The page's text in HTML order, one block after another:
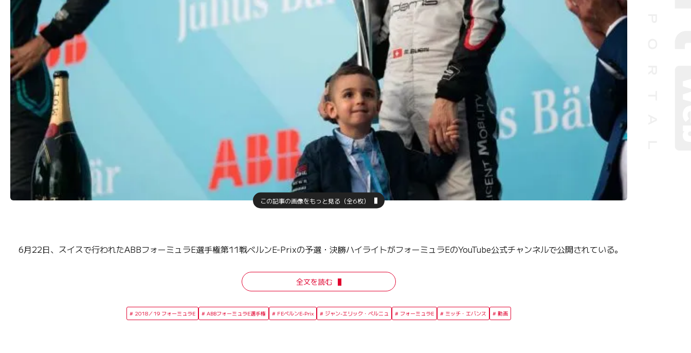
この記事の画像をもっと見る（全6枚）
6月22日、スイスで行われたABBフォーミュラE選手権第11戦ベルンE-Prixの予選・決勝ハイライトがフォーミュラEのYouTube公式チャンネルで公開されている。
全文を読む
2018／19 フォーミュラE ABBフォーミュラE選手権 FEベルンE-Prix ジャン-エリック・ベルニュ フォーミュラE ミッチ・エバンス 動画